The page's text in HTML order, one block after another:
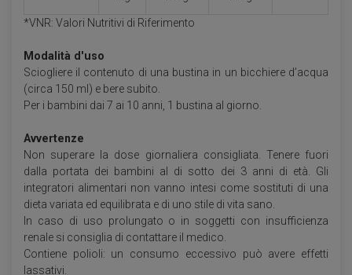
*VNR: Valori Nutritivi di Riferimento
Modalità d'uso
Sciogliere il contenuto di una bustina in un bicchiere d’acqua
(circa 150 ml) e bere subito.
Per i bambini dai 7 ai 10 anni, 1 bustina al giorno.
Avvertenze
Non superare la dose giornaliera consigliata. Tenere fuori
dalla portata dei bambini al di sotto dei 3 anni di età. Gli
integratori alimentari non vanno intesi come sostituti di una
dieta variata ed equilibrata e di uno stile di vita sano.
In caso di uso prolungato o in soggetti con insufficienza
renale si consiglia di contattare il medico.
Contiene polioli: un consumo eccessivo può avere effetti
lassativi.